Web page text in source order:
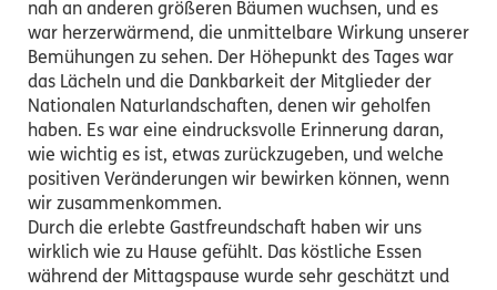
nah an anderen größeren Bäumen wuchsen, und es
war herzerwärmend, die unmittelbare Wirkung unserer
Bemühungen zu sehen. Der Höhepunkt des Tages war
das Lächeln und die Dankbarkeit der Mitglieder der
Nationalen Naturlandschaften, denen wir geholfen
haben. Es war eine eindrucksvolle Erinnerung daran,
wie wichtig es ist, etwas zurückzugeben, und welche
positiven Veränderungen wir bewirken können, wenn
wir zusammenkommen.
Durch die erlebte Gastfreundschaft haben wir uns
wirklich wie zu Hause gefühlt. Das köstliche Essen
während der Mittagspause wurde sehr geschätzt und